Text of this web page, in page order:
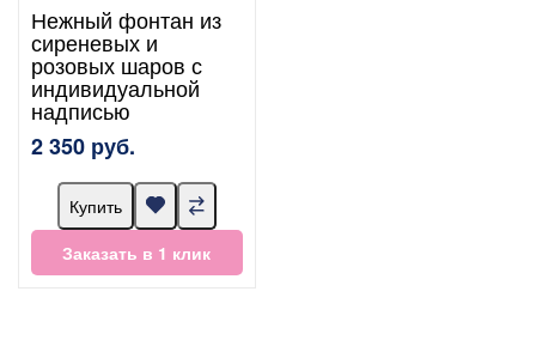
Нежный фонтан из
сиреневых и
розовых шаров с
индивидуальной
надписью
2 350 руб.
Купить
Заказать в 1 клик